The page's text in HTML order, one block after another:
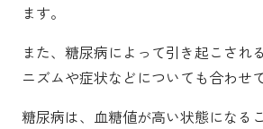
ます。
また、糖尿病によって引き起こされ
ニズムや症状などについても合わせ
糖尿病は、血糖値が高い状態になる